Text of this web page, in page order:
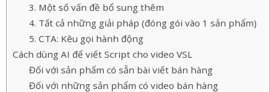
3. Một số vấn đề bổ sung thêm
4. Tất cả những giải pháp (đóng gói vào 1 sản phẩm)
5. CTA: Kêu gọi hành động
Cách dùng AI để viết Script cho video VSL
Đối với sản phẩm có sẵn bài viết bán hàng
Đối với những sản phẩm có video bán hàng